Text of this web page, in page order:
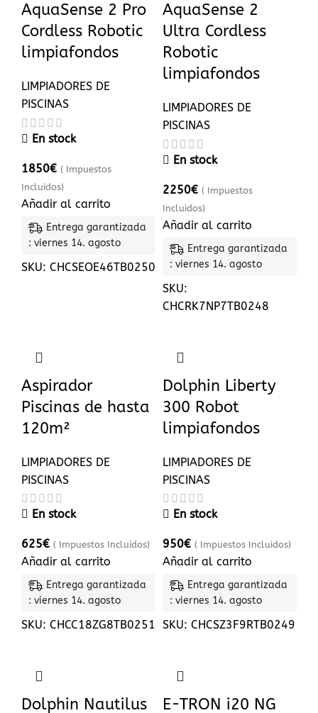
AquaSense 2 Pro
Cordless Robotic
limpiafondos
LIMPIADORES DE
PISCINAS
En stock
1850€ ( Impuestos
Incluidos)
Añadir al carrito
Entrega garantizada
: viernes 14. agosto
SKU: CHCSEOE46TB0250
AquaSense 2
Ultra Cordless
Robotic
limpiafondos
LIMPIADORES DE
PISCINAS
En stock
2250€ ( Impuestos
Incluidos)
Añadir al carrito
Entrega garantizada
: viernes 14. agosto
SKU:
CHCRK7NP7TB0248
Aspirador
Piscinas de hasta
120m²
LIMPIADORES DE
PISCINAS
En stock
625€ ( Impuestos Incluidos)
Añadir al carrito
Entrega garantizada
: viernes 14. agosto
SKU: CHCC18ZG8TB0251
Dolphin Liberty
300 Robot
limpiafondos
LIMPIADORES DE
PISCINAS
En stock
950€ ( Impuestos Incluidos)
Añadir al carrito
Entrega garantizada
: viernes 14. agosto
SKU: CHCSZ3F9RTB0249
Dolphin Nautilus E-TRON i20 NG